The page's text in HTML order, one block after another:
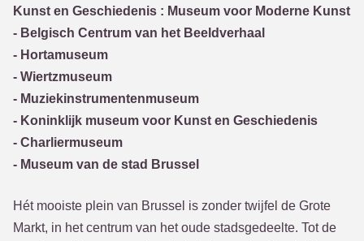
Kunst en Geschiedenis : Museum voor Moderne Kunst
- Belgisch Centrum van het Beeldverhaal
- Hortamuseum
- Wiertzmuseum
- Muziekinstrumentenmuseum
- Koninklijk museum voor Kunst en Geschiedenis
- Charliermuseum
- Museum van de stad Brussel
Hét mooiste plein van Brussel is zonder twijfel de Grote
Markt, in het centrum van het oude stadsgedeelte. Tot de